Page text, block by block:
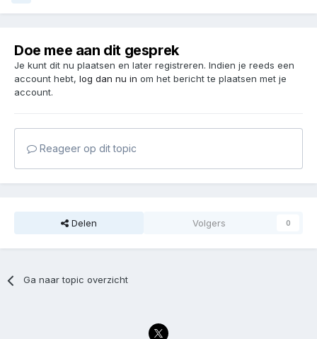
Doe mee aan dit gesprek
Je kunt dit nu plaatsen en later registreren. Indien je reeds een
account hebt, log dan nu in om het bericht te plaatsen met je
account.
Reageer op dit topic
Delen Volgers 0
Ga naar topic overzicht